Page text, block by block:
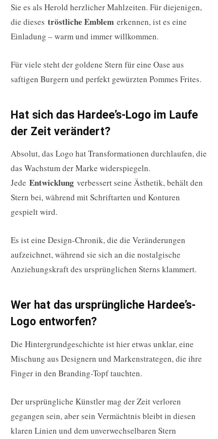
Sie es als Herold herzlicher Mahlzeiten. Für diejenigen,
die dieses tröstliche Emblem erkennen, ist es eine
Einladung – warm und immer willkommen.
Für viele steht der goldene Stern für eine Oase aus
saftigen Burgern und perfekt gewürzten Pommes Frites.
Hat sich das Hardee’s-Logo im Laufe
der Zeit verändert?
Absolut, das Logo hat Transformationen durchlaufen, die
das Wachstum der Marke widerspiegeln.
Jede Entwicklung verbessert seine Ästhetik, behält den
Stern bei, während mit Schriftarten und Konturen
gespielt wird.
Es ist eine Design-Chronik, die die Veränderungen
aufzeichnet, während sie sich an die nostalgische
Anziehungskraft des ursprünglichen Sterns klammert.
Wer hat das ursprüngliche Hardee’s-
Logo entworfen?
Die Hintergrundgeschichte ist hier etwas unklar, eine
Mischung aus Designern und Markenstrategen, die ihre
Finger in den Branding-Topf tauchten.
Der ursprüngliche Künstler mag der Zeit verloren
gegangen sein, aber sein Vermächtnis bleibt in diesen
klaren Linien und dem unverwechselbaren Stern